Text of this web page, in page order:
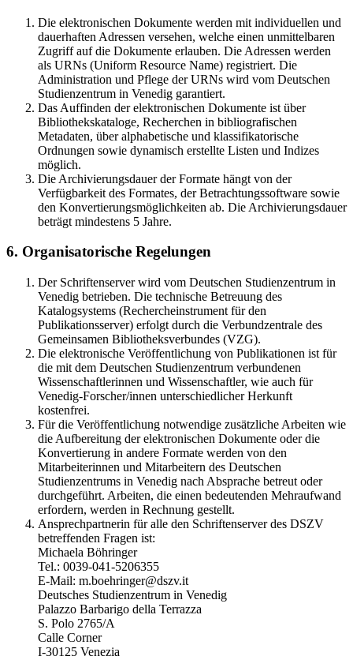
Die elektronischen Dokumente werden mit individuellen und
dauerhaften Adressen versehen, welche einen unmittelbaren
Zugriff auf die Dokumente erlauben. Die Adressen werden
als URNs (Uniform Resource Name) registriert. Die
Administration und Pflege der URNs wird vom Deutschen
Studienzentrum in Venedig garantiert.
Das Auffinden der elektronischen Dokumente ist über
Bibliothekskataloge, Recherchen in bibliografischen
Metadaten, über alphabetische und klassifikatorische
Ordnungen sowie dynamisch erstellte Listen und Indizes
möglich.
Die Archivierungsdauer der Formate hängt von der
Verfügbarkeit des Formates, der Betrachtungssoftware sowie
den Konvertierungsmöglichkeiten ab. Die Archivierungsdauer
beträgt mindestens 5 Jahre.
6. Organisatorische Regelungen
Der Schriftenserver wird vom Deutschen Studienzentrum in
Venedig betrieben. Die technische Betreuung des
Katalogsystems (Rechercheinstrument für den
Publikationsserver) erfolgt durch die Verbundzentrale des
Gemeinsamen Bibliotheksverbundes (VZG).
Die elektronische Veröffentlichung von Publikationen ist für
die mit dem Deutschen Studienzentrum verbundenen
Wissenschaftlerinnen und Wissenschaftler, wie auch für
Venedig-Forscher/innen unterschiedlicher Herkunft
kostenfrei.
Für die Veröffentlichung notwendige zusätzliche Arbeiten wie
die Aufbereitung der elektronischen Dokumente oder die
Konvertierung in andere Formate werden von den
Mitarbeiterinnen und Mitarbeitern des Deutschen
Studienzentrums in Venedig nach Absprache betreut oder
durchgeführt. Arbeiten, die einen bedeutenden Mehraufwand
erfordern, werden in Rechnung gestellt.
Ansprechpartnerin für alle den Schriftenserver des DSZV
betreffenden Fragen ist:
Michaela Böhringer
Tel.: 0039-041-5206355
E-Mail: m.boehringer@dszv.it
Deutsches Studienzentrum in Venedig
Palazzo Barbarigo della Terrazza
S. Polo 2765/A
Calle Corner
I-30125 Venezia